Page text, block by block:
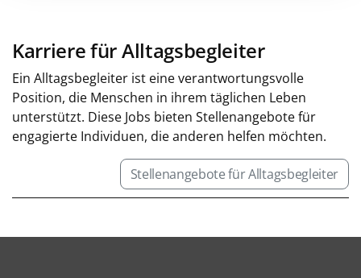
Karriere für Alltagsbegleiter
Ein Alltagsbegleiter ist eine verantwortungsvolle
Position, die Menschen in ihrem täglichen Leben
unterstützt. Diese Jobs bieten Stellenangebote für
engagierte Individuen, die anderen helfen möchten.
Stellenangebote für Alltagsbegleiter